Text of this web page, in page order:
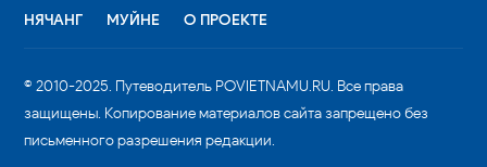
НЯЧАНГ МУЙНЕ О ПРОЕКТЕ
© 2010-2025. Путеводитель POVIETNAMU.RU. Все права
защищены. Копирование материалов сайта запрещено без
письменного разрешения редакции.